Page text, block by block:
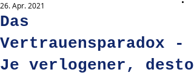
Das
Vertrauensparadox -
Je verlogener, desto
26. Apr. 2021